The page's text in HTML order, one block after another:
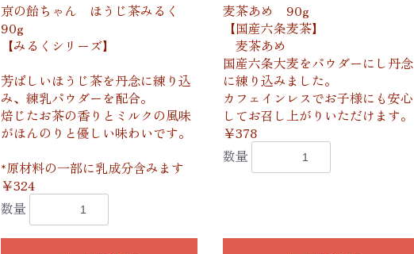
京の飴ちゃん ほうじ茶みるく
90g
【みるくシリーズ】
芳ばしいほうじ茶を丹念に練り込
み、練乳パウダーを配合。
焙じたお茶の香りとミルクの風味
がほんのりと優しい味わいです。
*原材料の一部に乳成分含みます
￥324
数量
麦茶あめ 90g
【国産六条麦茶】
麦茶あめ
国産六条大麦をパウダーにし丹念
に練り込みました。
カフェインレスでお子様にも安心
してお召し上がりいただけます。
￥378
数量